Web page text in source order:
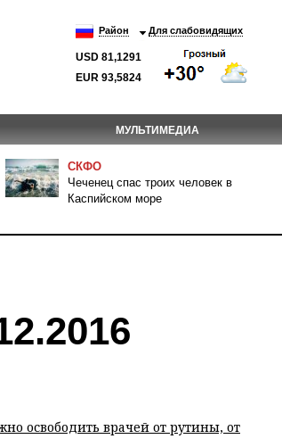
Район Для слабовидящих
USD 81,1291
EUR 93,5824
МУЛЬТИМЕДИА
СКФО
Чеченец спас троих человек в
Каспийском море
освободить врачей от рутины, от